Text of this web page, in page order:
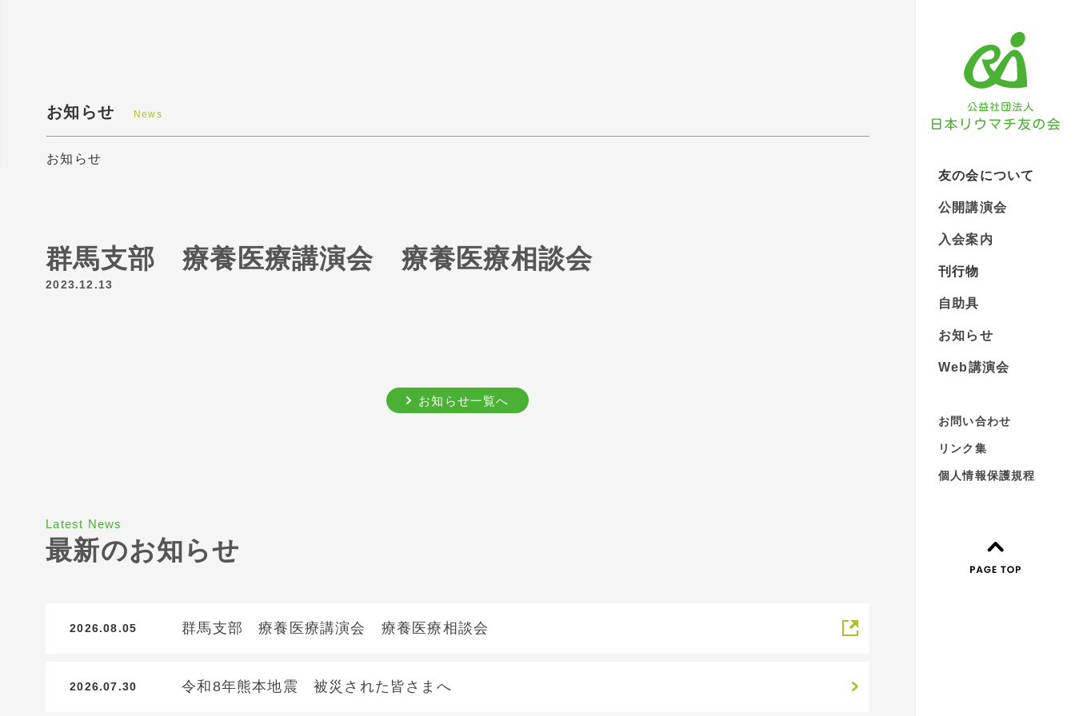
友の会について
公開講演会
入会案内
刊行物
自助具
お知らせ
Web講演会
お問い合わせ
リンク集
個人情報保護規程
お知らせ News
お知らせ
群馬支部 療養医療講演会 療養医療相談会
2023.12.13
お知らせ一覧へ
Latest News
最新のお知らせ
2026.08.05 群馬支部 療養医療講演会 療養医療相談会
2026.07.30 令和8年熊本地震 被災された皆さまへ